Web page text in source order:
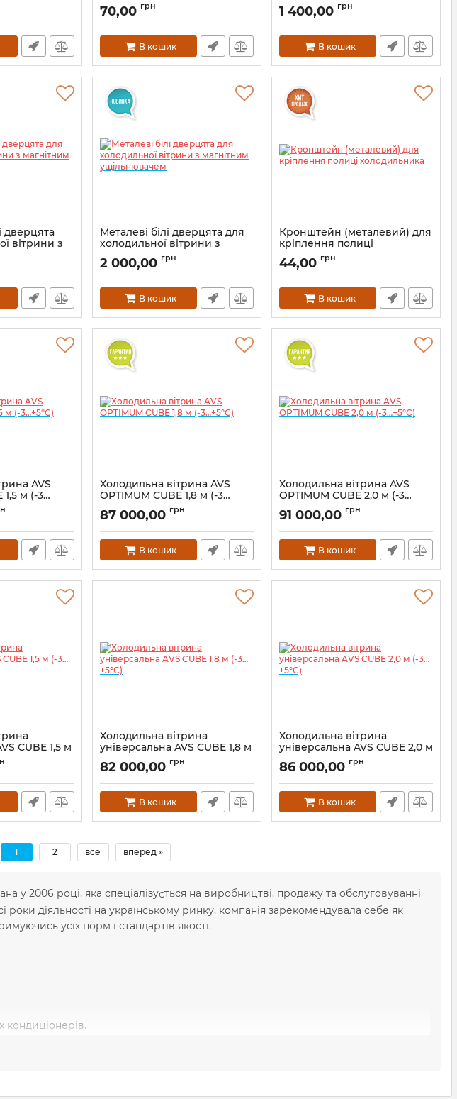
70,00 грн
В кошик
1 400,00 грн
В кошик
дверцята
вітрини з
Металеві білі дверцята для
холодильної вітрини з
магнітним ущільнювачем
2 000,00 грн
В кошик
Кронштейн (металевий) для
кріплення полиці
холодильника
44,00 грн
В кошик
AVS
1,5 м (-3…
Холодильна вітрина AVS
OPTIMUM CUBE 1,8 м (-3…
87 000,00 грн
В кошик
Холодильна вітрина AVS
OPTIMUM CUBE 2,0 м (-3…
91 000,00 грн
В кошик
CUBE 1,5 м
Холодильна вітрина
універсальна AVS CUBE 1,8 м
82 000,00 грн
В кошик
Холодильна вітрина
універсальна AVS CUBE 2,0 м
86 000,00 грн
В кошик
1 2 все вперед »
у 2006 році, яка спеціалізується на виробництві, продажу та обслуговуванні
роки діяльності на українському ринку, компанія зарекомендувала себе як
усіх норм і стандартів якості.
кондиціонерів.
та кафе.